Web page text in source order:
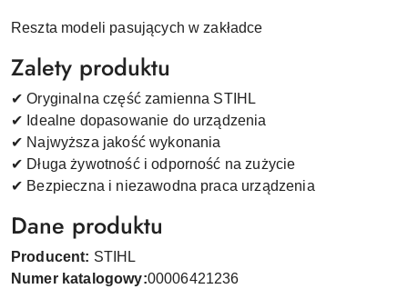
Reszta modeli pasujących w zakładce
Zalety produktu
✔ Oryginalna część zamienna STIHL
✔ Idealne dopasowanie do urządzenia
✔ Najwyższa jakość wykonania
✔ Długa żywotność i odporność na zużycie
✔ Bezpieczna i niezawodna praca urządzenia
Dane produktu
Producent: STIHL
Numer katalogowy:00006421236